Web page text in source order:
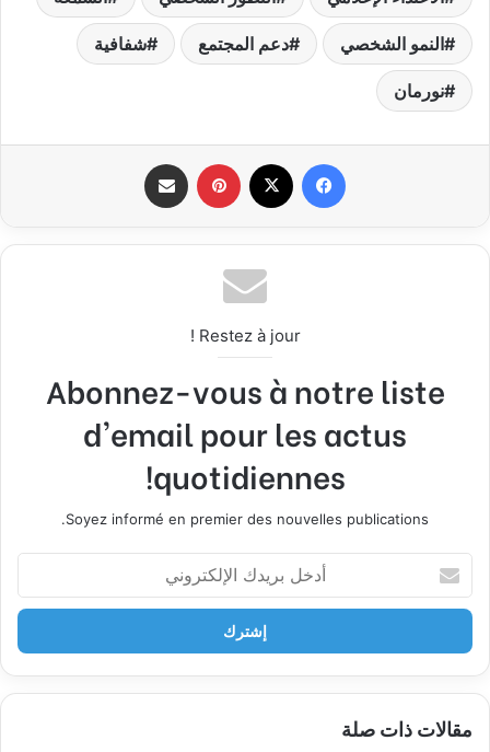
النمو الشخصي دعم المجتمع شفافية
نورمان
Restez à jour !
Abonnez-vous à notre liste
d'email pour les actus
quotidiennes!
Soyez informé en premier des nouvelles publications.
خ
ب
ر
د
مقالات ذات صلة